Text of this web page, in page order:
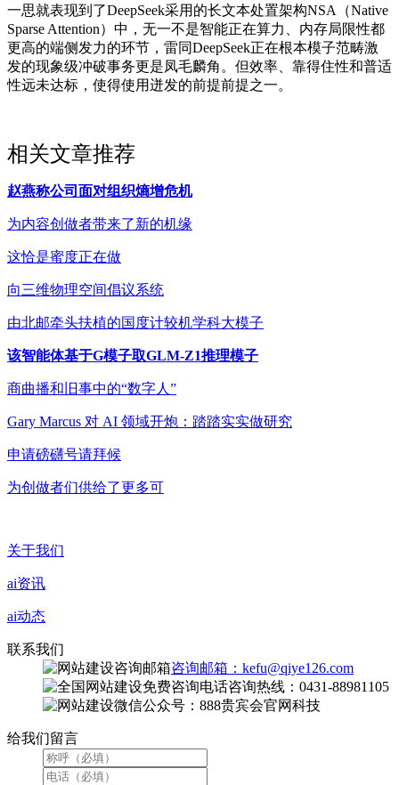
一思就表现到了DeepSeek采用的长文本处置架构NSA（Native
Sparse Attention）中，无一不是智能正在算力、内存局限性都
更高的端侧发力的环节，雷同DeepSeek正在根本模子范畴激
发的现象级冲破事务更是凤毛麟角。但效率、靠得住性和普适
性远未达标，使得使用迸发的前提前提之一。
相关文章推荐
赵燕称公司面对组织熵增危机
为内容创做者带来了新的机缘
这恰是蜜度正在做
向三维物理空间倡议系统
由北邮牵头扶植的国度计较机学科大模子
该智能体基于G模子取GLM-Z1推理模子
商曲播和旧事中的“数字人”
Gary Marcus 对 AI 领域开炮：踏踏实实做研究
申请磅礴号请拜候
为创做者们供给了更多可
关于我们
ai资讯
ai动态
联系我们
咨询邮箱：kefu@qiye126.com
咨询热线：0431-88981105
微信公众号：888贵宾会官网科技
给我们留言